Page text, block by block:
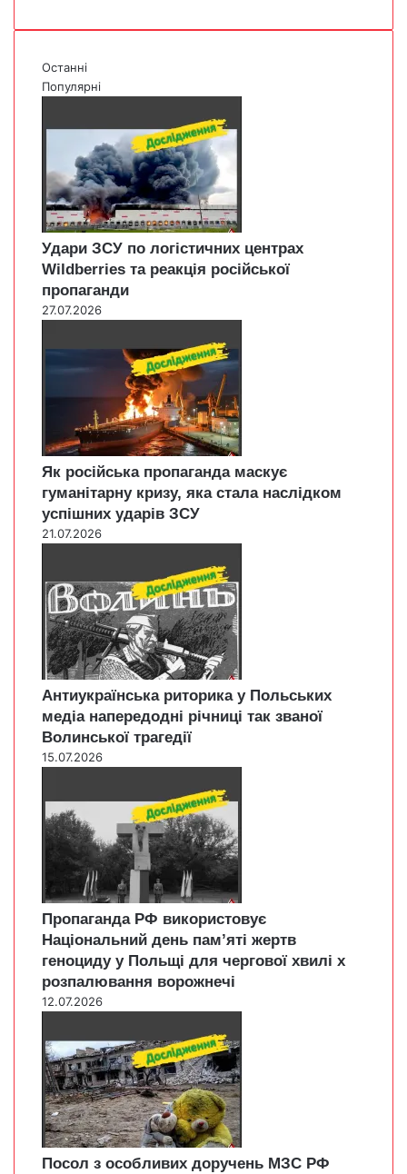
Останні
Популярні
Удари ЗСУ по логістичних центрах
Wildberries та реакція російської
пропаганди
27.07.2026
Як російська пропаганда маскує
гуманітарну кризу, яка стала наслідком
успішних ударів ЗСУ
21.07.2026
Антиукраїнська риторика у Польських
медіа напередодні річниці так званої
Волинської трагедії
15.07.2026
Пропаганда РФ використовує
Національний день пам’яті жертв
геноциду у Польщі для чергової хвилі х
розпалювання ворожнечі
12.07.2026
Посол з особливих доручень МЗС РФ